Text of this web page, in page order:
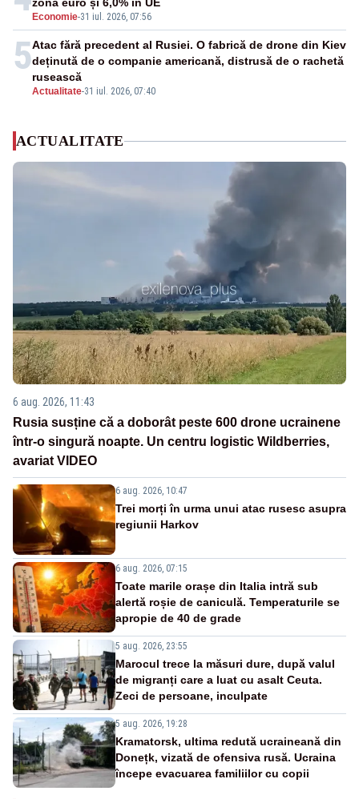
Economie-31 iul. 2026, 07:56
5
Actualitate-31 iul. 2026, 07:40
Atac fără precedent al Rusiei. O fabrică de drone din Kiev
deținută de o companie americană, distrusă de o rachetă
rusească
ACTUALITATE
6 aug. 2026, 11:43
Rusia susține că a doborât peste 600 drone ucrainene
într-o singură noapte. Un centru logistic Wildberries,
avariat VIDEO
6 aug. 2026, 10:47
Trei morți în urma unui atac rusesc asupra
regiunii Harkov
6 aug. 2026, 07:15
Toate marile orașe din Italia intră sub
alertă roșie de caniculă. Temperaturile se
apropie de 40 de grade
5 aug. 2026, 23:55
Marocul trece la măsuri dure, după valul
de migranți care a luat cu asalt Ceuta.
Zeci de persoane, inculpate
5 aug. 2026, 19:28
Kramatorsk, ultima redută ucraineană din
Donețk, vizată de ofensiva rusă. Ucraina
începe evacuarea familiilor cu copii